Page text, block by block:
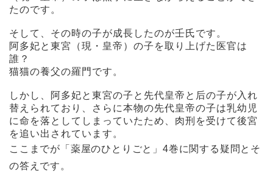
たのです。
そして、その時の子が成長したのが壬氏です。
阿多妃と東宮（現・皇帝）の子を取り上げた医官は
誰？
猫猫の養父の羅門です。
しかし、阿多妃と東宮の子と先代皇帝と后の子が入れ
替えられており、さらに本物の先代皇帝の子は乳幼児
に命を落としてしまっていたため、肉刑を受けて後宮
を追い出されています。
ここまでが「薬屋のひとりごと」4巻に関する疑問とそ
の答えです。